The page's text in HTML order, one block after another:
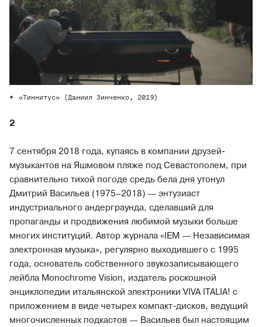
«Тиннитус» (Даниил Зинченко, 2019)
2
7 сентября 2018 года, купаясь в компании друзей-
музыкантов на Яшмовом пляже под Севастополем, при
сравнительно тихой погоде средь бела дня утонул
Дмитрий Васильев (1975–2018) — энтузиаст
индустриального андерграунда, сделавший для
пропаганды и продвижения любимой музыки больше
многих институций. Автор журнала «IEM — Независимая
электронная музыка», регулярно выходившего с 1995
года, основатель собственного звукозаписывающего
лейбла Monochrome Vision, издатель роскошной
энциклопедии итальянской электроники VIVA ITALIA! с
приложением в виде четырех компакт-дисков, ведущий
многочисленных подкастов — Васильев был настоящим